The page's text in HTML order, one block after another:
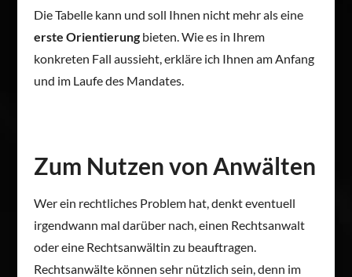
Die Tabelle kann und soll Ihnen nicht mehr als eine
erste Orientierung bieten. Wie es in Ihrem
konkreten Fall aussieht, erkläre ich Ihnen am Anfang
und im Laufe des Mandates.
Zum Nutzen von Anwälten
Wer ein rechtliches Problem hat, denkt eventuell
irgendwann mal darüber nach, einen Rechtsanwalt
oder eine Rechtsanwältin zu beauftragen.
Rechtsanwälte können sehr nützlich sein, denn im